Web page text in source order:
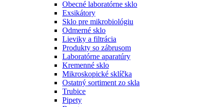
Obecné laboratórne sklo
Exsikátory
Sklo pre mikrobiológiu
Odmerné sklo
Lieviky a filtrácia
Produkty so zábrusom
Laboratórne aparatúry
Kremenné sklo
Mikroskopické sklíčka
Ostatný sortiment zo skla
Trubice
Pipety